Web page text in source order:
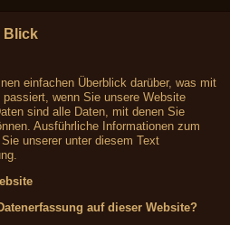
Blick
einfachen Überblick darüber, was mit
wenn Sie unsere Website
sind alle Daten, mit denen Sie
Ausführliche Informationen zum
unserer unter diesem Text
auf dieser Website?